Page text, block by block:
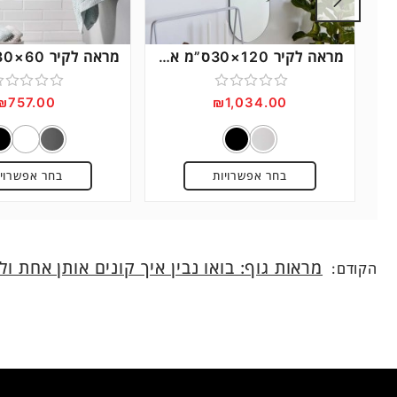
מראה לקיר 120×30ס”מ אובלית – A
דורג
מתוך
₪1,034.00
בחר אפשרויות
דורג
0
מתוך
757.00
בחר
הקודם: מראות גוף: בואו נבין איך קונים אותן אחת